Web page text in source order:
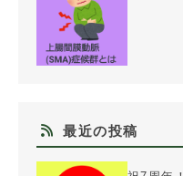
最近の投稿